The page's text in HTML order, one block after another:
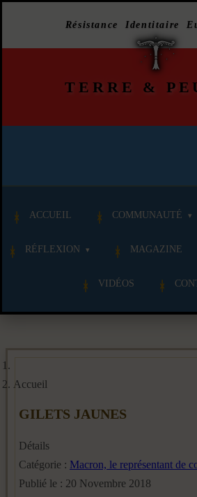
Résistance Identitaire
TERRE &
ACCUEIL COMMUNAUTÉ
RÉFLEXION MAGAZINE
VIDÉOS
Accueil
GILETS JAUNES
Détails
Catégorie : Macron, le représentant de
Publié le : 20 Novembre 2018